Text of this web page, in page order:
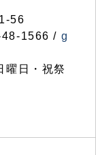
56
1566 / g
曜日・祝祭